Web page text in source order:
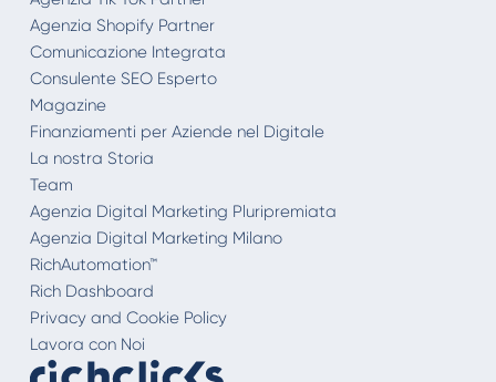
Agenzia Shopify Partner
Comunicazione Integrata
Consulente SEO Esperto
Magazine
Finanziamenti per Aziende nel Digitale
La nostra Storia
Team
Agenzia Digital Marketing Pluripremiata
Agenzia Digital Marketing Milano
RichAutomation™
Rich Dashboard
Privacy and Cookie Policy
Lavora con Noi